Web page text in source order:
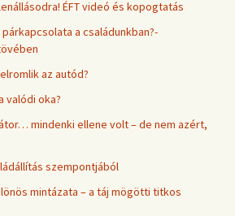
ÉFT videó és kopogtatás
a családunkban?-
az autód?
valódi oka?
mindenki ellene volt – de nem azért,
szempontjából
mintázata – a táj mögötti titkos